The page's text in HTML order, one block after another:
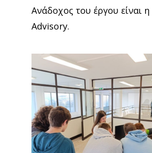
Aνάδοχος του έργου είναι η
Advisory.